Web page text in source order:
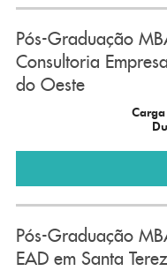
Pós-Graduação
Consultoria
do Oeste
Pós-Graduação
EAD em Santa